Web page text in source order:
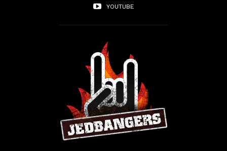
YOUTUBE